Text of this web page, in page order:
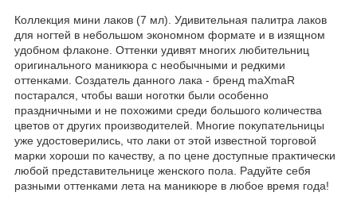
Коллекция мини лаков (7 мл). Удивительная палитра лаков
для ногтей в небольшом экономном формате и в изящном
удобном флаконе. Оттенки удивят многих любительниц
оригинального маникюра с необычными и редкими
оттенками. Создатель данного лака - бренд maXmaR
постарался, чтобы ваши ноготки были особенно
праздничными и не похожими среди большого количества
цветов от других производителей. Многие покупательницы
уже удостоверились, что лаки от этой известной торговой
марки хороши по качеству, а по цене доступные практически
любой представительнице женского пола. Радуйте себя
разными оттенками лета на маникюре в любое время года!